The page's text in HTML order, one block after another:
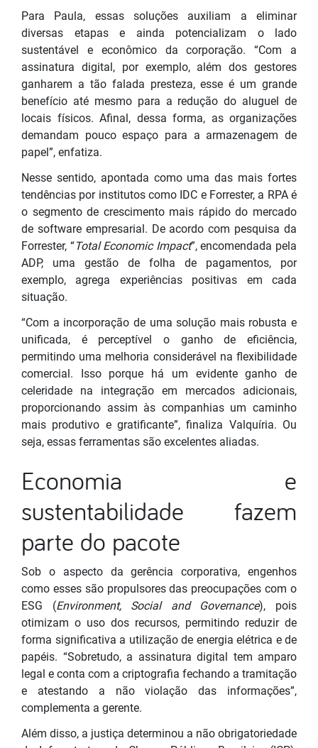
Para Paula, essas soluções auxiliam a eliminar
diversas etapas e ainda potencializam o lado
sustentável e econômico da corporação. “Com a
assinatura digital, por exemplo, além dos gestores
ganharem a tão falada presteza, esse é um grande
benefício até mesmo para a redução do aluguel de
locais físicos. Afinal, dessa forma, as organizações
demandam pouco espaço para a armazenagem de
papel”, enfatiza.
Nesse sentido, apontada como uma das mais fortes
tendências por institutos como IDC e Forrester, a RPA é
o segmento de crescimento mais rápido do mercado
de software empresarial. De acordo com pesquisa da
Forrester, “Total Economic Impact”, encomendada pela
ADP, uma gestão de folha de pagamentos, por
exemplo, agrega experiências positivas em cada
situação.
“Com a incorporação de uma solução mais robusta e
unificada, é perceptível o ganho de eficiência,
permitindo uma melhoria considerável na flexibilidade
comercial. Isso porque há um evidente ganho de
celeridade na integração em mercados adicionais,
proporcionando assim às companhias um caminho
mais produtivo e gratificante”, finaliza Valquíria. Ou
seja, essas ferramentas são excelentes aliadas.
Economia e
sustentabilidade fazem
parte do pacote
Sob o aspecto da gerência corporativa, engenhos
como esses são propulsores das preocupações com o
ESG (Environment, Social and Governance), pois
otimizam o uso dos recursos, permitindo reduzir de
forma significativa a utilização de energia elétrica e de
papéis. “Sobretudo, a assinatura digital tem amparo
legal e conta com a criptografia fechando a tramitação
e atestando a não violação das informações”,
complementa a gerente.
Além disso, a justiça determinou a não obrigatoriedade